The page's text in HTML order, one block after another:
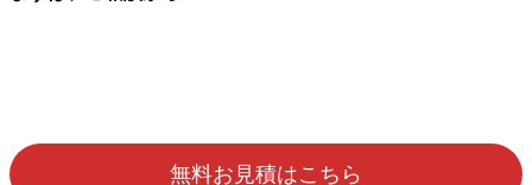
無料お見積はこちら